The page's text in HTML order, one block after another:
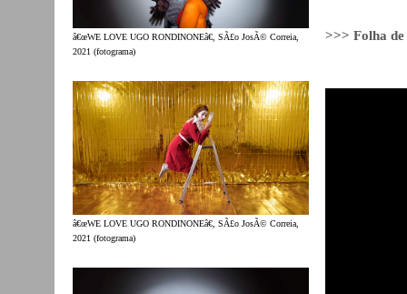
â€œWE LOVE UGO RONDINONEâ€, SÃ£o JosÃ© Correia,
2021 (fotograma)
â€œWE LOVE UGO RONDINONEâ€, SÃ£o JosÃ© Correia,
2021 (fotograma)
>>> Folha